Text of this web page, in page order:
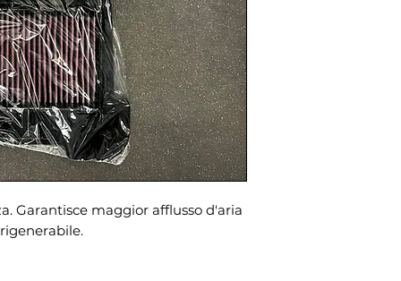
Garantisce maggior afflusso d'aria